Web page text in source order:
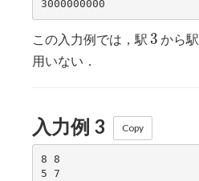
この入力例では，駅 3
3 から駅
用いない．
入力例 3 Copy
8 8
5 7